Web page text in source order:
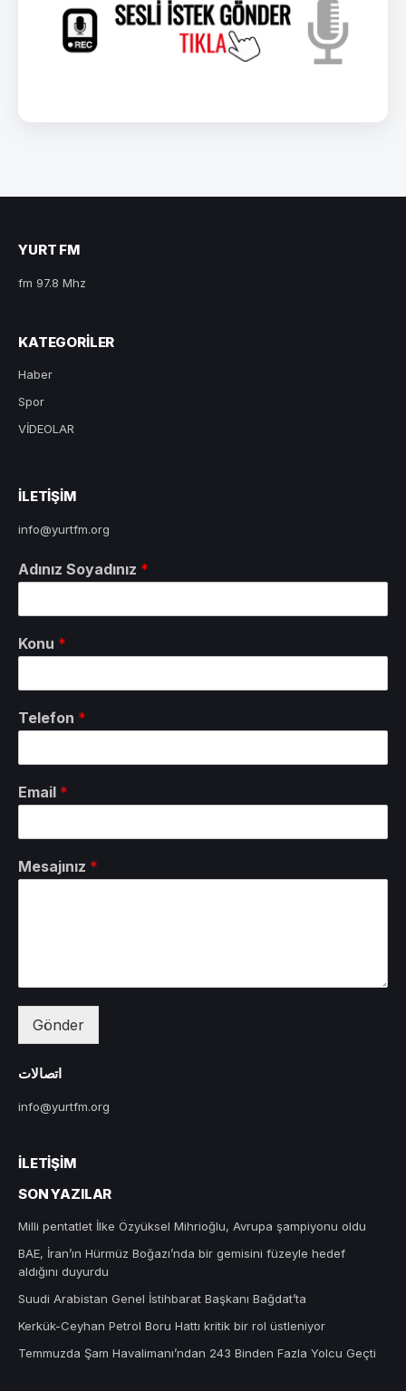
YURT FM
fm 97.8 Mhz
KATEGORILER
Haber
Spor
VİDEOLAR
ILETIŞIM
info@yurtfm.org
Adınız Soyadınız *
Konu *
Telefon *
Email *
Mesajınız *
Gönder
اتصالات
info@yurtfm.org
İLETIŞIM
SON YAZILAR
Milli pentatlet İlke Özyüksel Mihrioğlu, Avrupa şampiyonu oldu
BAE, İran’ın Hürmüz Boğazı’nda bir gemisini füzeyle hedef
aldığını duyurdu
Suudi Arabistan Genel İstihbarat Başkanı Bağdat’ta
Kerkük-Ceyhan Petrol Boru Hattı kritik bir rol üstleniyor
Temmuzda Şam Havalimanı’ndan 243 Binden Fazla Yolcu Geçti